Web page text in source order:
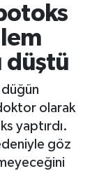
düştü
doktor olarak
yaptırdı.
göz